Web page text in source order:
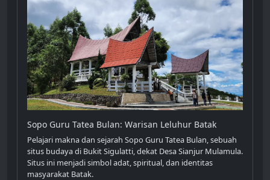
Sopo Guru Tatea Bulan: Warisan Leluhur Batak
Pelajari makna dan sejarah Sopo Guru Tatea Bulan, sebuah
situs budaya di Bukit Sigulatti, dekat Desa Sianjur Mulamula.
Situs ini menjadi simbol adat, spiritual, dan identitas
masyarakat Batak.